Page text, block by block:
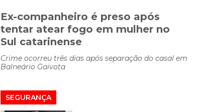
Ex-companheiro é preso após
tentar atear fogo em mulher no
Sul catarinense
Crime ocorreu três dias após separação do casal em
Balneário Gaivota
SEGURANÇA